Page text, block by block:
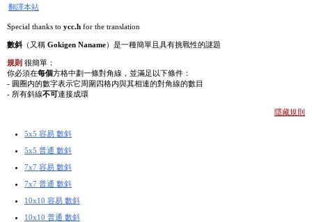
翻譯本站
Special thanks to ycc.h for the translation
數斜 （又稱 Gokigen Naname）是一種簡單且具有挑戰性的謎題
規則 很簡單：
你必須在每個方格中劃一條對角線，並滿足以下條件：
- 圓圈内的數字表示它周圍四格内與其相連的對角線的數目
- 所有斜線不可連接成環
隱藏規則
5x5 容易 數斜
5x5 普通 數斜
7x7 容易 數斜
7x7 普通 數斜
10x10 容易 數斜
10x10 普通 數斜